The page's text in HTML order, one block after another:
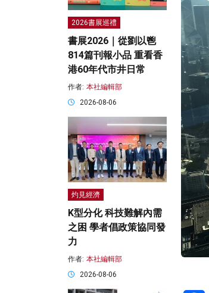
2026書展巡禮
書展2026｜從劉以鬯
814篇刊報小品 重看香
港60年代市井日常
作者: 本社編輯部
2026-08-06
灼見經濟
K型分化 科技難解內需
之困 學者倡政策協同發
力
作者: 本社編輯部
2026-08-06